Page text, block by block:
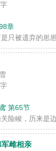
章
只被遗弃的崽
第65节
关险峻，历来是
雌相亲